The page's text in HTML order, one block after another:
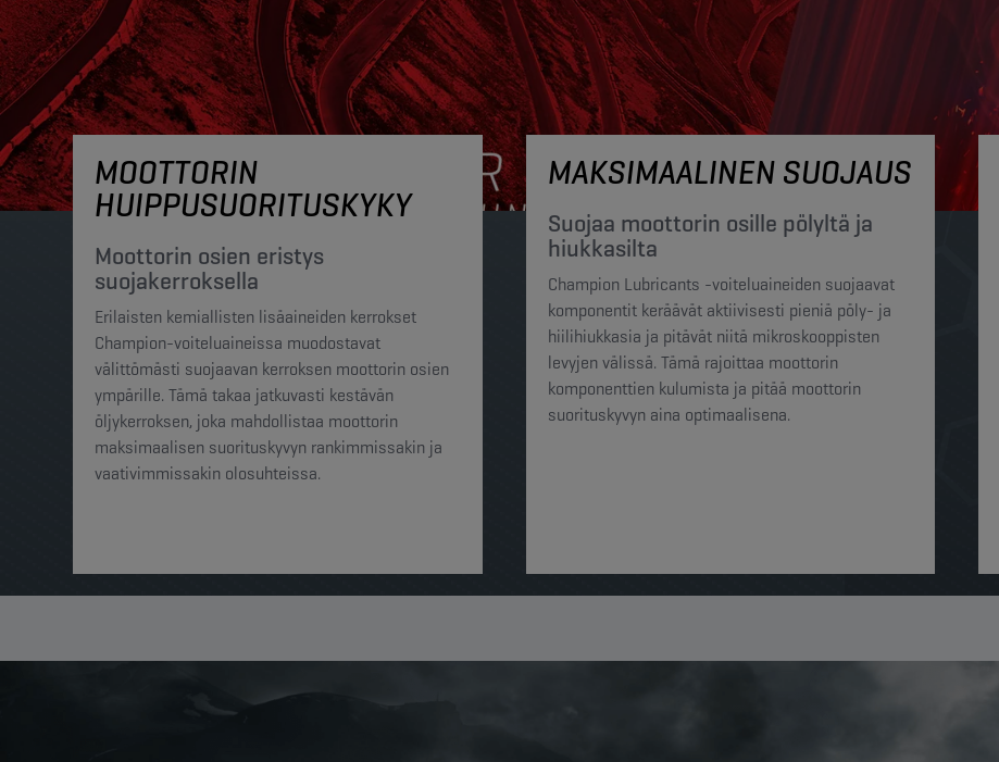
MOOTTORIN
HUIPPUSUORITUSKYKY
Moottorin osien eristys
suojakerroksella
Erilaisten kemiallisten lisäaineiden kerrokset
Champion-voiteluaineissa muodostavat
välittömästi suojaavan kerroksen moottorin osien
ympärille. Tämä takaa jatkuvasti kestävän
öljykerroksen, joka mahdollistaa moottorin
maksimaalisen suorituskyvyn rankimmissakin ja
vaativimmissakin olosuhteissa.
MAKSIMAALINEN SUOJAUS
Suojaa moottorin osille pölyltä ja
hiukkasilta
Champion Lubricants -voiteluaineiden suojaavat
komponentit keräävät aktiivisesti pieniä pöly- ja
hiilihiukkasia ja pitävät niitä mikroskooppisten
levyjen välissä. Tämä rajoittaa moottorin
komponenttien kulumista ja pitää moottorin
suorituskyvyn aina optimaalisena.